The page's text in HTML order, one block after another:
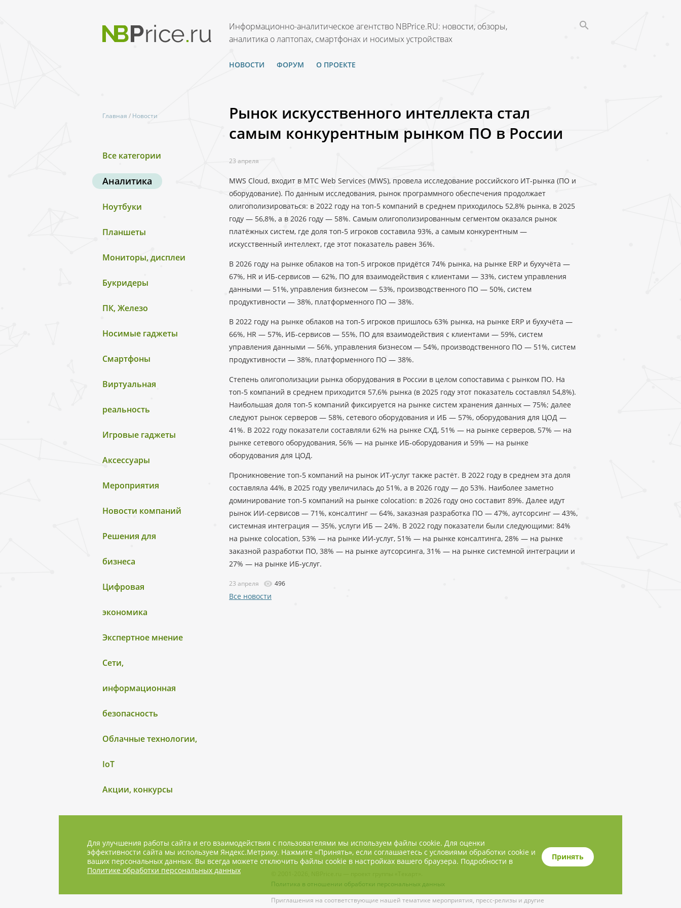
Информационно-аналитическое агентство NBPrice.RU: новости, обзоры,
аналитика о лаптопах, смартфонах и носимых устройствах
НОВОСТИ ФОРУМ О ПРОЕКТЕ
Главная / Новости
Все категории
Аналитика
Ноутбуки
Планшеты
Мониторы, дисплеи
Букридеры
ПК, Железо
Носимые гаджеты
Смартфоны
Виртуальная
реальность
Игровые гаджеты
Аксессуары
Мероприятия
Новости компаний
Решения для
бизнеса
Цифровая
экономика
Экспертное мнение
Сети,
информационная
безопасность
Облачные технологии,
IoT
Акции, конкурсы
Рынок искусственного интеллекта стал
самым конкурентным рынком ПО в России
23 апреля
MWS Cloud, входит в МТС Web Services (MWS), провела исследование российского ИТ-рынка (ПО и
оборудование). По данным исследования, рынок программного обеспечения продолжает
олигополизироваться: в 2022 году на топ‑5 компаний в среднем приходилось 52,8% рынка, в 2025
году — 56,8%, а в 2026 году — 58%. Самым олигополизированным сегментом оказался рынок
платёжных систем, где доля топ‑5 игроков составила 93%, а самым конкурентным —
искусственный интеллект, где этот показатель равен 36%.
В 2026 году на рынке облаков на топ‑5 игроков придётся 74% рынка, на рынке ERP и бухучёта —
67%, HR и ИБ‑сервисов — 62%, ПО для взаимодействия с клиентами — 33%, систем управления
данными — 51%, управления бизнесом — 53%, производственного ПО — 50%, систем
продуктивности — 38%, платформенного ПО — 38%.
В 2022 году на рынке облаков на топ‑5 игроков пришлось 63% рынка, на рынке ERP и бухучёта —
66%, HR — 57%, ИБ‑сервисов — 55%, ПО для взаимодействия с клиентами — 59%, систем
управления данными — 56%, управления бизнесом — 54%, производственного ПО — 51%, систем
продуктивности — 38%, платформенного ПО — 38%.
Степень олигополизации рынка оборудования в России в целом сопоставима с рынком ПО. На
топ‑5 компаний в среднем приходится 57,6% рынка (в 2025 году этот показатель составлял 54,8%).
Наибольшая доля топ‑5 компаний фиксируется на рынке систем хранения данных — 75%; далее
следуют рынок серверов — 58%, сетевого оборудования и ИБ — 57%, оборудования для ЦОД —
41%. В 2022 году показатели составляли 62% на рынке СХД, 51% — на рынке серверов, 57% — на
рынке сетевого оборудования, 56% — на рынке ИБ‑оборудования и 59% — на рынке
оборудования для ЦОД.
Проникновение топ‑5 компаний на рынок ИТ‑услуг также растёт. В 2022 году в среднем эта доля
составляла 44%, в 2025 году увеличилась до 51%, а в 2026 году — до 53%. Наиболее заметно
доминирование топ‑5 компаний на рынке colocation: в 2026 году оно составит 89%. Далее идут
рынок ИИ‑сервисов — 71%, консалтинг — 64%, заказная разработка ПО — 47%, аутсорсинг — 43%,
системная интеграция — 35%, услуги ИБ — 24%. В 2022 году показатели были следующими: 84%
на рынке colocation, 53% — на рынке ИИ‑услуг, 51% — на рынке консалтинга, 28% — на рынке
заказной разработки ПО, 38% — на рынке аутсорсинга, 31% — на рынке системной интеграции и
27% — на рынке ИБ‑услуг.
23 апреля 496
Все новости
Политика в отношении обработки персональных данных
Приглашения на соответствующие нашей тематике мероприятия, пресс-релизы и другие
Для улучшения работы сайта и его взаимодействия с пользователями мы используем файлы cookie. Для оценки
эффективности сайта мы используем Яндекс.Метрику. Нажмите «Принять», если соглашаетесь с условиями обработки cookie и
ваших персональных данных. Вы всегда можете отключить файлы cookie в настройках вашего браузера. Подробности в
Политике обработки персональных данных
Принять